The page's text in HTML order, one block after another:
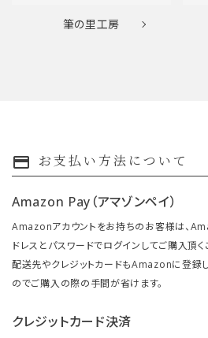
筆の里工房
payment お支払い方法について
Amazon Pay（アマゾンペイ）
Amazonアカウントをお持ちのお客様は、
ドレスとパスワードでログインしてご購入頂く
配送先やクレジットカードもAmazonに登録
のでご購入の際の手間が省けます。
クレジットカード決済